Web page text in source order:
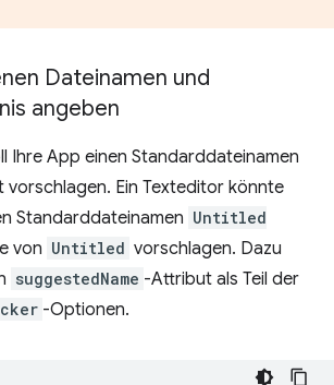
Dateinamen und
angeben
Ihre App einen Standarddateinamen
vorschlagen. Ein Texteditor könnte
Standarddateinamen Untitled
von Untitled vorschlagen. Dazu
suggestedName -Attribut als Teil der
-Optionen.